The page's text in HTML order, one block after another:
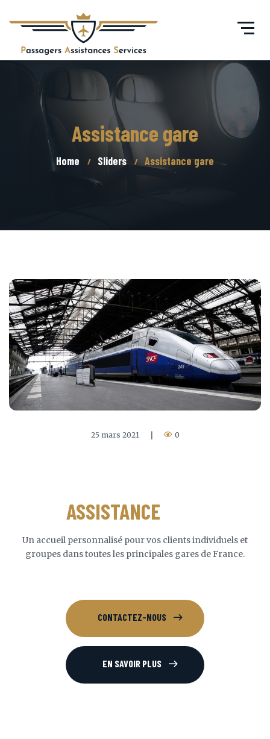
Assistance gare
Home Sliders Assistance gare
25 mars 2021 0
ASSISTANCE
Un accueil personnalisé pour vos clients individuels et
groupes dans toutes les principales gares de France.
CONTACTEZ-NOUS
EN SAVOIR PLUS